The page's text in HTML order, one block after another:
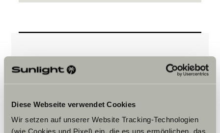
Diese Webseite verwendet Cookies
Wir setzen auf unserer Website Tracking-Technologien
Vänligen acceptera
Cookie-inställningar